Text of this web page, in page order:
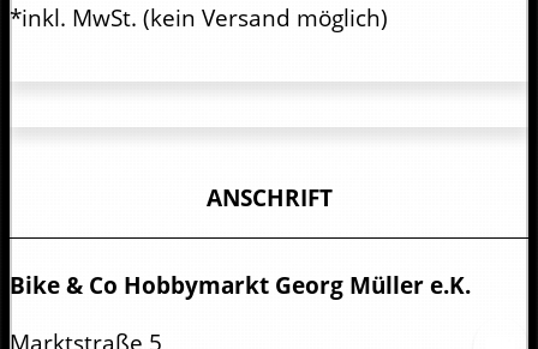
*inkl. MwSt. (kein Versand möglich)
ANSCHRIFT
Bike & Co Hobbymarkt Georg Müller e.K.
Marktstraße 5